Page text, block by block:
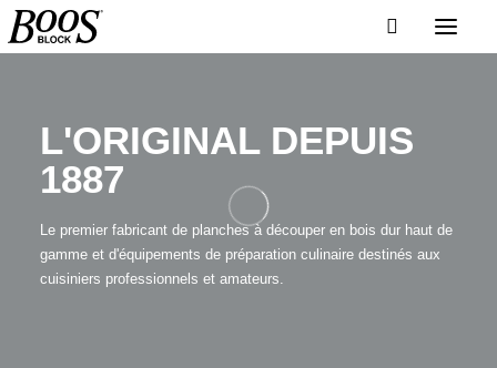
L'ORIGINAL DEPUIS
1887
Le premier fabricant de planches à découper en bois dur haut de
gamme et d'équipements de préparation culinaire destinés aux
cuisiniers professionnels et amateurs.